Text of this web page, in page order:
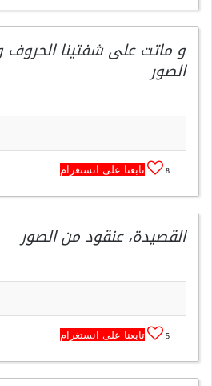
و ماتت على شفتينا الحروف
الصور
8 تابعنا على انستغرام
القصيدة، عنقود من الصور
5 تابعنا على انستغرام